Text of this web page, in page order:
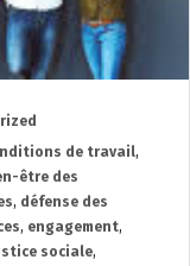
de travail,
être des
, défense des
, engagement,
sociale,